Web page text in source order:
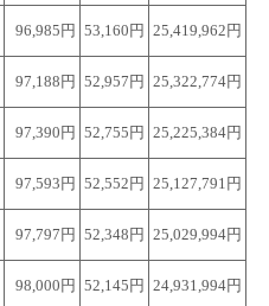
96,985円 53,160円 25,419,962円
97,188円 52,957円 25,322,774円
97,390円 52,755円 25,225,384円
97,593円 52,552円 25,127,791円
97,797円 52,348円 25,029,994円
98,000円 52,145円 24,931,994円